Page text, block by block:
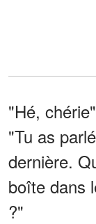
"Hé,
"Tu as
dernière.
boîte dans
?"